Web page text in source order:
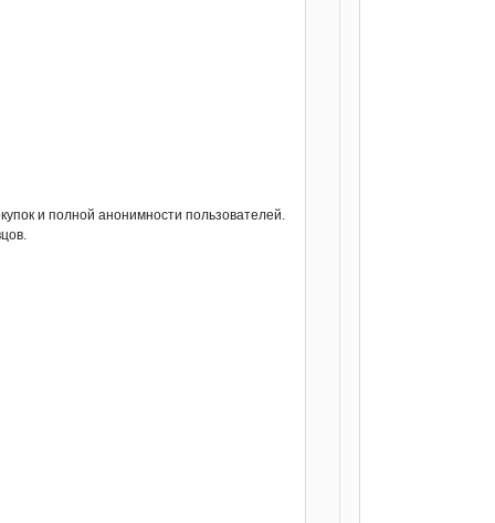
и полной анонимности пользователей.